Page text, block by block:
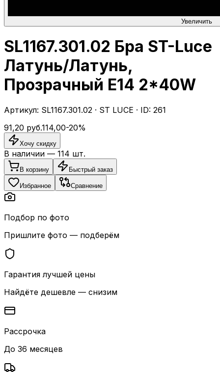
Увеличить
SL1167.301.02 Бра ST-Luce
Латунь/Латунь,
Прозрачный E14 2*40W
Артикул: SL1167.301.02 · ST LUCE · ID: 261
91,20 руб.114,00-20%
Хочу скидку
В наличии — 114 шт.
В корзину Быстрый заказ
Избранное Сравнение
Подбор по фото
Пришлите фото — подберём
Гарантия лучшей цены
Найдёте дешевле — снизим
Рассрочка
До 36 месяцев